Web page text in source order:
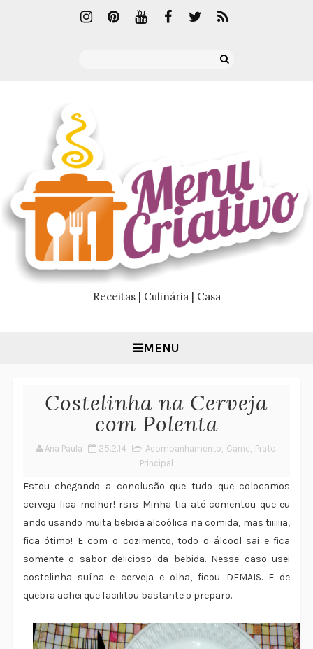
Receitas | Culinária | Casa
MENU
Costelinha na Cerveja
com Polenta
Ana Paula 25.2.14 Acompanhamento, Carne, Prato
Principal
Estou chegando a conclusão que tudo que colocamos
cerveja fica melhor! rsrs Minha tia até comentou que eu
ando usando muita bebida alcoólica na comida, mas tiiiiiia,
fica ótimo! E com o cozimento, todo o álcool sai e fica
somente o sabor delicioso da bebida. Nesse caso usei
costelinha suína e cerveja e olha, ficou DEMAIS. E de
quebra achei que facilitou bastante o preparo.